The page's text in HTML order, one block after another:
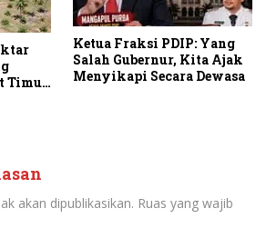
Timur
Ketua Fraksi PDIP: Yang
Salah Gubernur, Kita Ajak
Menyikapi Secara Dewasa
akan dipublikasikan. Ruas yang wajib